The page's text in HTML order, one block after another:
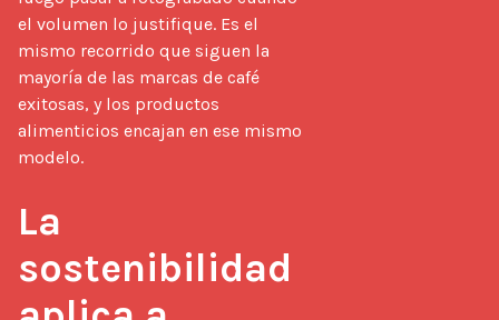
el volumen lo justifique. Es el
mismo recorrido que siguen la
mayoría de las marcas de café
exitosas, y los productos
alimenticios encajan en ese mismo
modelo.
La
sostenibilidad